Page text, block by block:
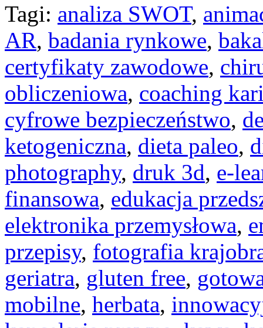
Tagi: analiza SWOT,
AR, badania rynkowe,
certyfikaty zawodowe,
obliczeniowa, coaching
cyfrowe bezpieczeństwo,
ketogeniczna, dieta paleo,
photography, druk 3d, e-
finansowa, edukacja
elektronika przemysłowa,
przepisy, fotografia
geriatra, gluten free,
mobilne, herbata,